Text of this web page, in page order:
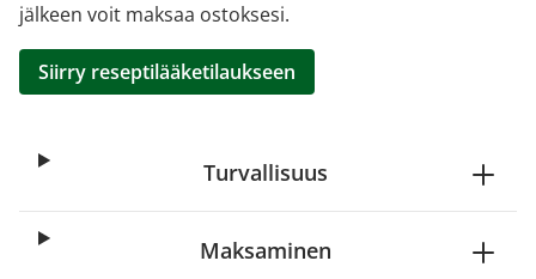
jälkeen voit maksaa ostoksesi.
Siirry reseptilääketilaukseen
Turvallisuus
Maksaminen